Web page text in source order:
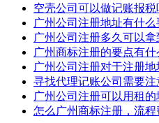
空壳公司可以做记账报税
广州公司注册地址有什么
广州公司注册多久可以拿
广州商标注册的要点有什
广州公司注册对于注册
寻找代理记账公司需要注
广州公司注册可以用租的
怎么广州商标注册，流程